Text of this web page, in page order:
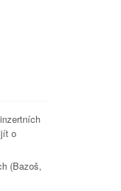
o
(Bazoš,